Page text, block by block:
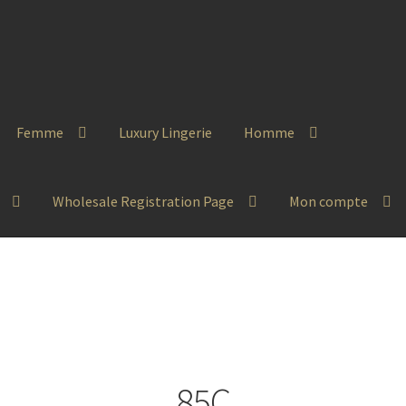
Femme Luxury Lingerie Homme
Wholesale Registration Page Mon compte